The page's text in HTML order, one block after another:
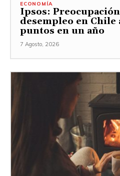
ECONOMÍA
Ipsos:
desempleo en Chile
puntos en un año
7 Agosto, 2026